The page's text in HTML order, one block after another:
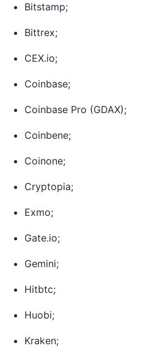
Bitstamp;
Bittrex;
CEX.io;
Coinbase;
Coinbase Pro (GDAX);
Coinbene;
Coinone;
Cryptopia;
Exmo;
Gate.io;
Gemini;
Hitbtc;
Huobi;
Kraken;